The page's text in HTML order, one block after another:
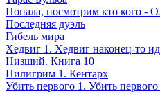
Попала, посмотрим кто кого -
Последняя дуэль
Гибель мира
Хедвиг 1. Хедвиг наконец-то
Низший. Книга 10
Пилигрим 1. Кентарх
Убить первого 1. Убить